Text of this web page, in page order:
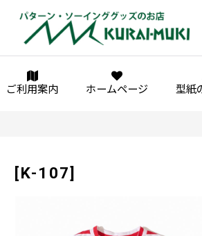
ご利用案内 ホームページ 型紙
[K-107]